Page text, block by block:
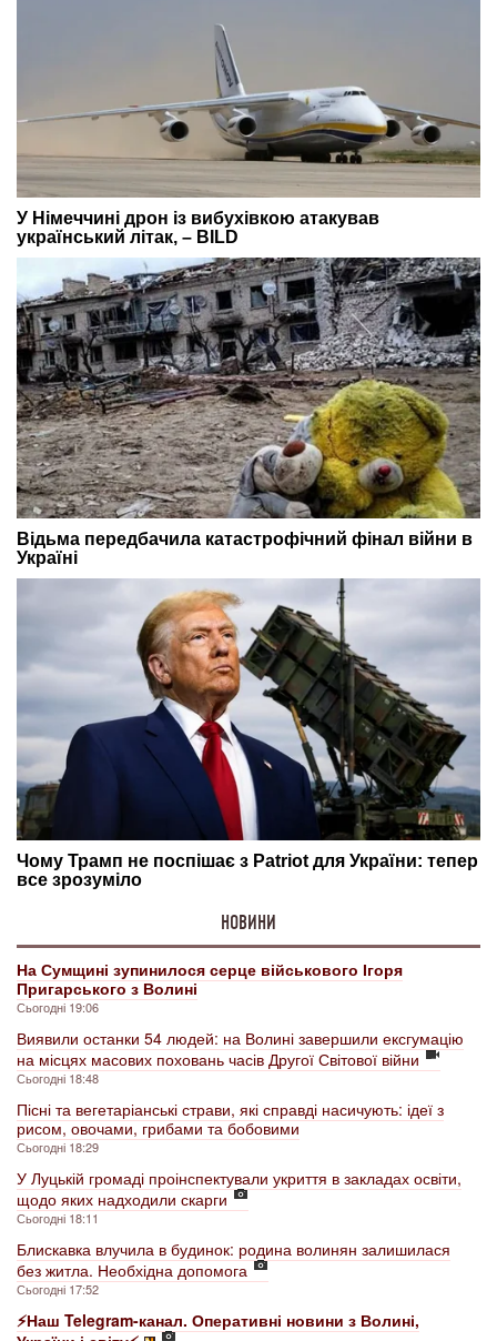
НОВИНИ
На Сумщині зупинилося серце військового Ігоря
Пригарського з Волині
Сьогодні 19:06
Виявили останки 54 людей: на Волині завершили ексгумацію
на місцях масових поховань часів Другої Світової війни
Сьогодні 18:48
Пісні та вегетаріанські страви, які справді насичують: ідеї з
рисом, овочами, грибами та бобовими
Сьогодні 18:29
У Луцькій громаді проінспектували укриття в закладах освіти,
щодо яких надходили скарги
Сьогодні 18:11
Блискавка влучила в будинок: родина волинян залишилася
без житла. Необхідна допомога
Сьогодні 17:52
⚡️Наш Telegram-канал. Оперативні новини з Волині,